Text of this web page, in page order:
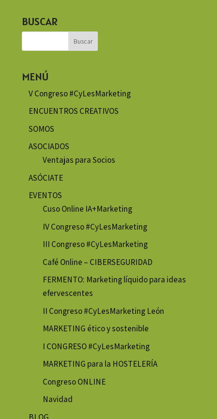
BUSCAR
MENÚ
V Congreso #CyLesMarketing
ENCUENTROS CREATIVOS
SOMOS
ASOCIADOS
Ventajas para Socios
ASÓCIATE
EVENTOS
Cuso Online IA+Marketing
IV Congreso #CyLesMarketing
III Congreso #CyLesMarketing
Café Online – CIBERSEGURIDAD
FERMENTO: Marketing líquido para ideas
efervescentes
II Congreso #CyLesMarketing León
MARKETING ético y sostenible
I CONGRESO #CyLesMarketing
MARKETING para la HOSTELERÍA
Congreso ONLINE
Navidad